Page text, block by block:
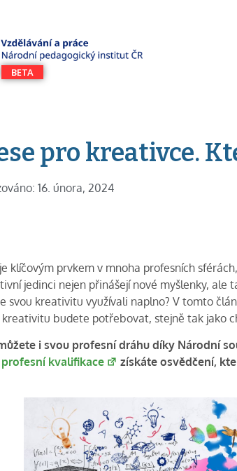
pro kreativce.
16. února, 2024
klíčovým prvkem v mnoha profesních
jedinci nejen přinášejí nové myšlenky, ale
svou kreativitu využívali naplno? V tomto
budete potřebovat, stejně tak jako
i svou profesní dráhu díky Národní
kvalifikace
získáte osvědčení,